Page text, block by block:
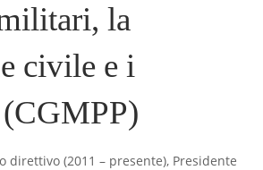
la
civile e i
direttivo (2011 – presente), Presidente